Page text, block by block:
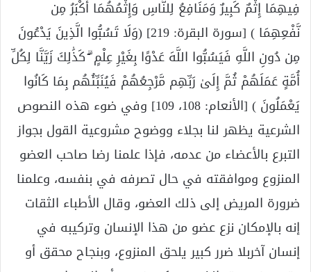
فِيهِمَا إِثْمٌ كَبِيرٌ وَمَنَافِعُ لِلنَّاسِ وَإِثْمُهُمَا أَكْبَرُ مِن
نَّفْعِهِمَا ) [سورة البقرة: 219] (وَلَا تَسُبُّوا الَّذِينَ يَدْعُونَ
مِن دُونِ اللَّهِ فَيَسُبُّوا اللَّهَ عَدْوًا بِغَيْرِ عِلْمٍ ۗ كَذَٰلِكَ زَيَّنَّا لِكُلِّ
أُمَّةٍ عَمَلَهُمْ ثُمَّ إِلَىٰ رَبِّهِم مَّرْجِعُهُمْ فَيُنَبِّئُهُم بِمَا كَانُوا
يَعْمَلُونَ ) [الأنعام: 108، 109] وفي ضوء هذه النصوص
الشرعية يظهر لنا بجلاء ووضوح مشروعية القول بجواز
التبرع بالأعضاء من عدمه، فإذا علمنا رضا صاحب العضو
المنزوع وموافقته في حال تصرفه في بنفسه، وعلمنا
ضرورة المريض إلى ذلك العضو، وقال الأطباء الثقات
إنه بالإمكان نزع عضو من هذا الإنسان وتركيبه في
إنسان آخربلا ضرر كبير يلحق المنزوع، وبنجاح محقق أو